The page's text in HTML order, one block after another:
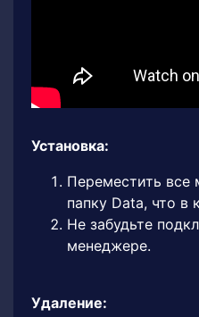
Установка:
Переместить все
папку Data, что в
Не забудьте
менеджере.
Удаление: